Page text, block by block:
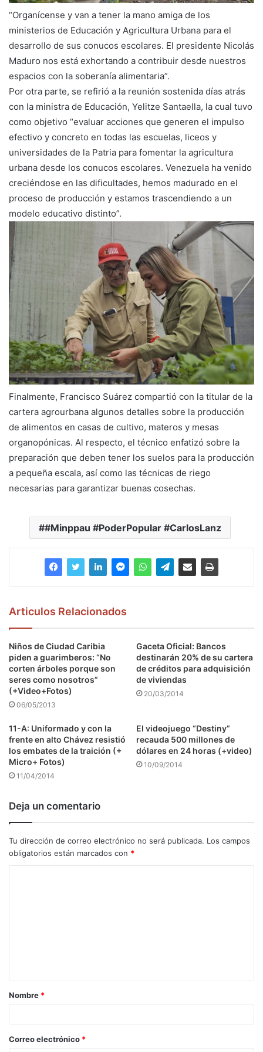
“Organícense y van a tener la mano amiga de los
ministerios de Educación y Agricultura Urbana para el
desarrollo de sus conucos escolares. El presidente Nicolás
Maduro nos está exhortando a contribuir desde nuestros
espacios con la soberanía alimentaria”.
Por otra parte, se refirió a la reunión sostenida días atrás
con la ministra de Educación, Yelitze Santaella, la cual tuvo
como objetivo “evaluar acciones que generen el impulso
efectivo y concreto en todas las escuelas, liceos y
universidades de la Patria para fomentar la agricultura
urbana desde los conucos escolares. Venezuela ha venido
creciéndose en las dificultades, hemos madurado en el
proceso de producción y estamos trascendiendo a un
modelo educativo distinto”.
Finalmente, Francisco Suárez compartió con la titular de la
cartera agrourbana algunos detalles sobre la producción
de alimentos en casas de cultivo, materos y mesas
organopónicas. Al respecto, el técnico enfatizó sobre la
preparación que deben tener los suelos para la producción
a pequeña escala, así como las técnicas de riego
necesarias para garantizar buenas cosechas.
#Minppau #PoderPopular #CarlosLanz
Articulos Relacionados
Niños de Ciudad Caribia
piden a guarimberos: “No
corten árboles porque son
seres como nosotros”
(+Video+Fotos)
06/05/2013
Gaceta Oficial: Bancos
destinarán 20% de su cartera
de créditos para adquisición
de viviendas
20/03/2014
11-A: Uniformado y con la
frente en alto Chávez resistió
los embates de la traición (+
Micro+ Fotos)
11/04/2014
El videojuego “Destiny”
recauda 500 millones de
dólares en 24 horas (+video)
10/09/2014
Deja un comentario
Tu dirección de correo electrónico no será publicada. Los campos
obligatorios están marcados con *
a
r
Nombre *
Correo electrónico *